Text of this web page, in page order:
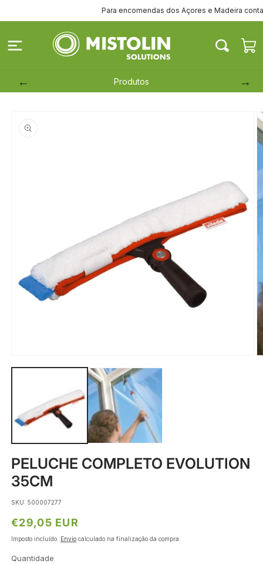
conteúdo
Para encomendas dos Açores e Madeira
Produtos
informação
conteúdo
modal
PELUCHE COMPLETO EVOLUTION
35CM
SKU: 500007277
Preço
normal
€29,05 EUR
Imposto incluído. Envio calculado na finalização da compra.
Quantidade